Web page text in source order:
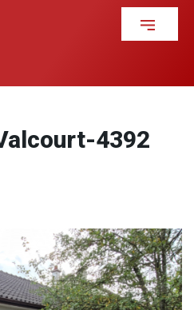
4392